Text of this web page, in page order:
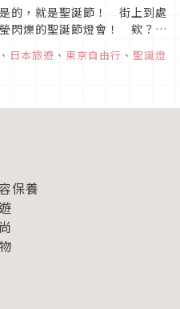
的，就是聖誕節！ 街上到處
閃爍的聖誕節燈會！ 欸？等
可以硬著頭皮出席類似的活
誰知道呢？。【在代官山體
、 日本旅遊 、 東京自由行 、 聖誕燈
保養